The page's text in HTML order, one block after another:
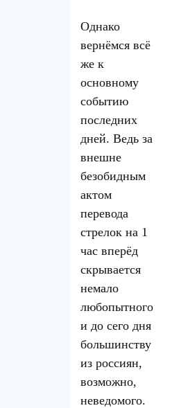
Однако
вернёмся всё
же к
основному
событию
последних
дней. Ведь за
внешне
безобидным
актом
перевода
стрелок на 1
час вперёд
скрывается
немало
любопытного
и до сего дня
большинству
из россиян,
возможно,
неведомого.